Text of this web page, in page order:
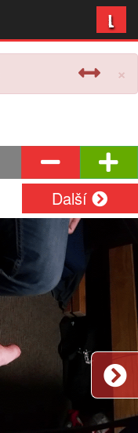
L
×
Další